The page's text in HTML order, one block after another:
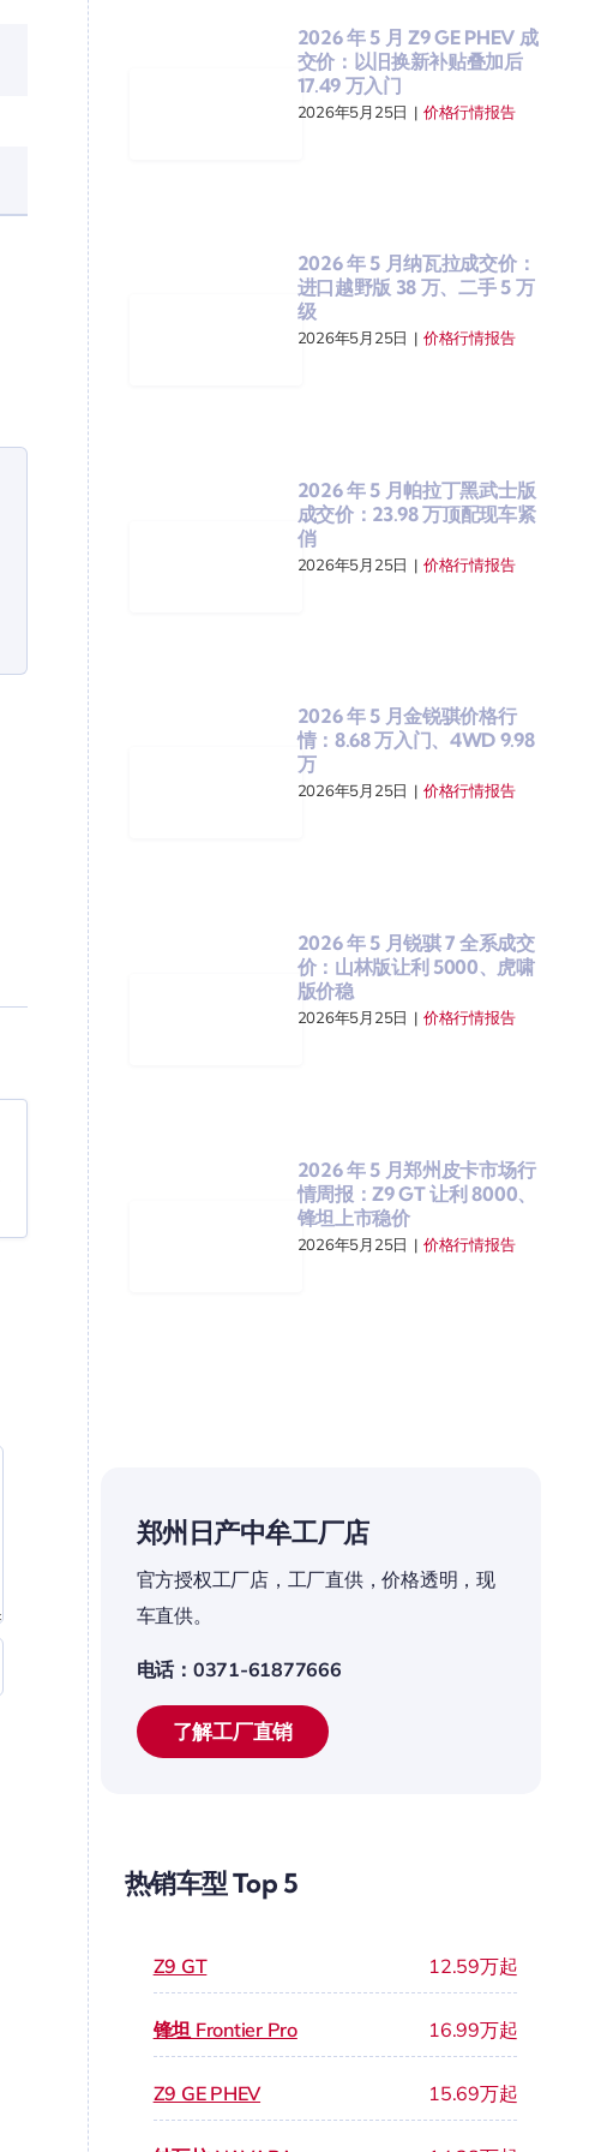
2026 年 5 月 Z9 GE PHEV 成
交价：以旧换新补贴叠加后
17.49 万入门
2026年5月25日 | 价格行情报告
2026 年 5 月纳瓦拉成交价：
进口越野版 38 万、二手 5 万
级
2026年5月25日 | 价格行情报告
2026 年 5 月帕拉丁黑武士版
成交价：23.98 万顶配现车紧
俏
2026年5月25日 | 价格行情报告
2026 年 5 月金锐骐价格行
情：8.68 万入门、4WD 9.98
万
2026年5月25日 | 价格行情报告
2026 年 5 月锐骐 7 全系成交
价：山林版让利 5000、虎啸
版价稳
2026年5月25日 | 价格行情报告
2026 年 5 月郑州皮卡市场行
情周报：Z9 GT 让利 8000、
锋坦上市稳价
2026年5月25日 | 价格行情报告
郑州日产中牟工厂店
官方授权工厂店，工厂直供，价格透明，现
车直供。
电话：0371-61877666
了解工厂直销
热销车型 Top 5
Z9 GT 12.59万起
锋坦 Frontier Pro 16.99万起
Z9 GE PHEV 15.69万起